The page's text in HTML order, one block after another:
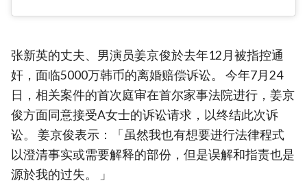
张新英的丈夫、男演员姜京俊於去年12月被指控通
奸，面临5000万韩币的离婚赔偿诉讼。 今年7月24
日，相关案件的首次庭审在首尔家事法院进行，姜京
俊方面同意接受A女士的诉讼请求，以终结此次诉
讼。 姜京俊表示：「虽然我也有想要进行法律程式
以澄清事实或需要解释的部份，但是误解和指责也是
源於我的过失。 」